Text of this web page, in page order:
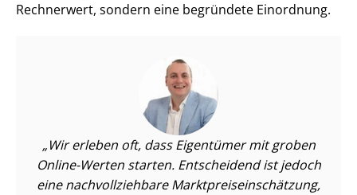
Rechnerwert, sondern eine begründete Einordnung.
Wir erleben oft, dass Eigentümer mit groben
Online-Werten starten. Entscheidend ist jedoch
eine nach­voll­zieh­ba­re Markt­preis­ein­schät­zung,